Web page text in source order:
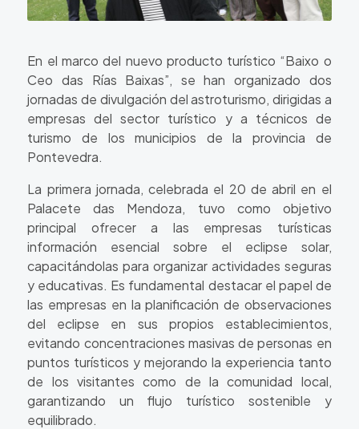
En el marco del nuevo producto turístico “Baixo o
Ceo das Rías Baixas”, se han organizado dos
jornadas de divulgación del astroturismo, dirigidas a
empresas del sector turístico y a técnicos de
turismo de los municipios de la provincia de
Pontevedra.
La primera jornada, celebrada el 20 de abril en el
Palacete das Mendoza, tuvo como objetivo
principal ofrecer a las empresas turísticas
información esencial sobre el eclipse solar,
capacitándolas para organizar actividades seguras
y educativas. Es fundamental destacar el papel de
las empresas en la planificación de observaciones
del eclipse en sus propios establecimientos,
evitando concentraciones masivas de personas en
puntos turísticos y mejorando la experiencia tanto
de los visitantes como de la comunidad local,
garantizando un flujo turístico sostenible y
equilibrado.